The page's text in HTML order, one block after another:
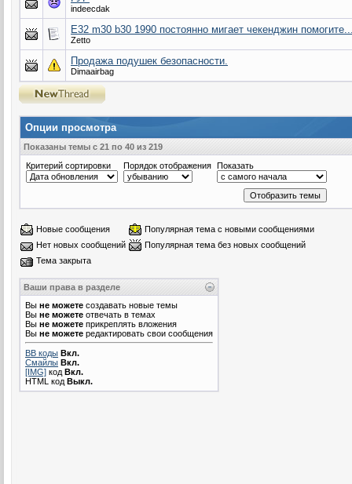
indeecdak
E32 m30 b30 1990 постоянно мигает чекенджин
Zetto
Продажа подушек безопасности.
Dimaairbag
Опции просмотра
Показаны темы с 21 по 40 из 219
Критерий сортировки
Порядок отображения Показать
Новые сообщения
Популярная тема с новыми сообщениями
Нет новых сообщений
Популярная тема без новых сообщений
Тема закрыта
Ваши права в разделе
Вы не можете создавать новые темы
Вы не можете отвечать в темах
Вы не можете прикреплять вложения
Вы не можете редактировать свои сообщения
BB коды Вкл.
Смайлы Вкл.
[IMG] код Вкл.
HTML код Выкл.